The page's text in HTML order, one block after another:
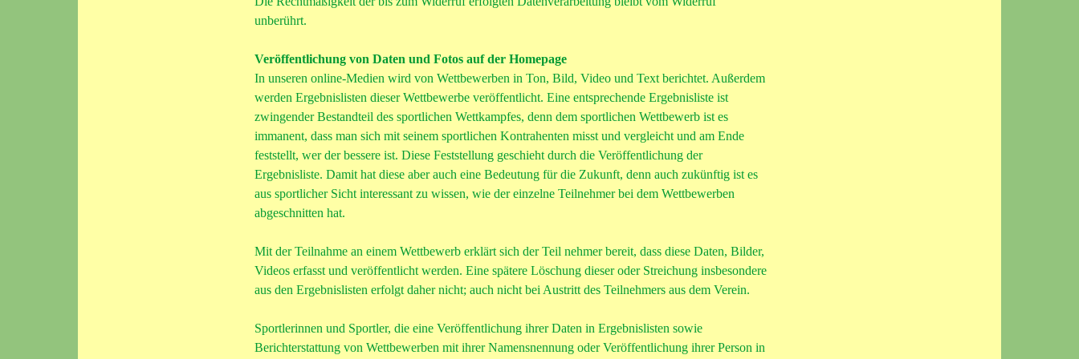
unberührt.
Veröffentlichung von Daten und Fotos auf der Homepage
In unseren online-Medien wird von Wettbewerben in Ton, Bild, Video und Text berichtet. Außerdem
werden Ergebnislisten dieser Wettbewerbe veröffentlicht. Eine entsprechende Ergebnisliste ist
zwingender Bestandteil des sportlichen Wettkampfes, denn dem sportlichen Wettbewerb ist es
immanent, dass man sich mit seinem sportlichen Kontrahenten misst und vergleicht und am Ende
feststellt, wer der bessere ist. Diese Feststellung geschieht durch die Veröffentlichung der
Ergebnisliste. Damit hat diese aber auch eine Bedeutung für die Zukunft, denn auch zukünftig ist es
aus sportlicher Sicht interessant zu wissen, wie der einzelne Teilnehmer bei dem Wettbewerben
abgeschnitten hat.
Mit der Teilnahme an einem Wettbewerb erklärt sich der Teil nehmer bereit, dass diese Daten, Bilder,
Videos erfasst und veröffentlicht werden. Eine spätere Löschung dieser oder Streichung insbesondere
aus den Ergebnislisten erfolgt daher nicht; auch nicht bei Austritt des Teilnehmers aus dem Verein.
Sportlerinnen und Sportler, die eine Veröffentlichung ihrer Daten in Ergebnislisten sowie
Berichterstattung von Wettbewerben mit ihrer Namensnennung oder Veröffentlichung ihrer Person in